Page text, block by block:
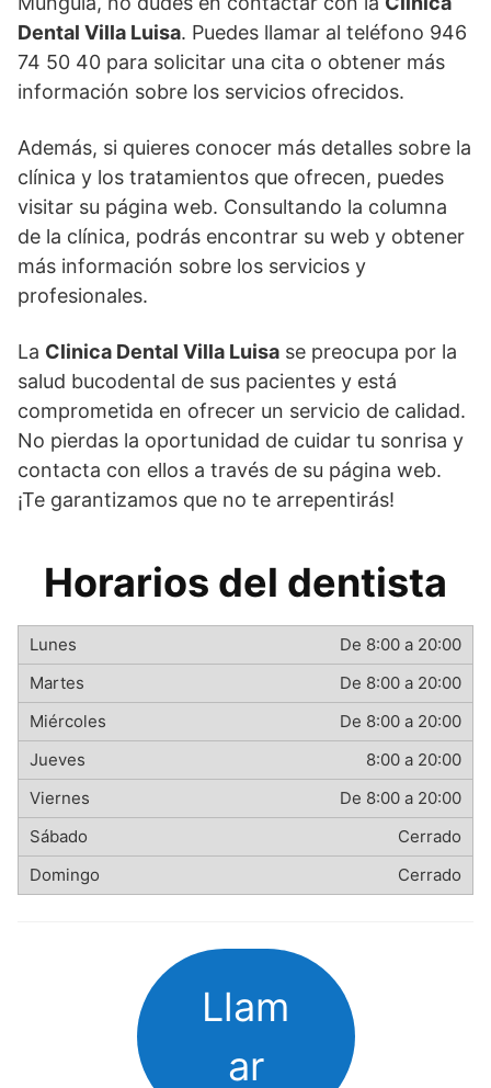
Dental Villa Luisa. Puedes llamar al teléfono 946
74 50 40 para solicitar una cita o obtener más
información sobre los servicios ofrecidos.
Además, si quieres conocer más detalles sobre la
clínica y los tratamientos que ofrecen, puedes
visitar su página web. Consultando la columna
de la clínica, podrás encontrar su web y obtener
más información sobre los servicios y
profesionales.
La Clinica Dental Villa Luisa se preocupa por la
salud bucodental de sus pacientes y está
comprometida en ofrecer un servicio de calidad.
No pierdas la oportunidad de cuidar tu sonrisa y
contacta con ellos a través de su página web.
¡Te garantizamos que no te arrepentirás!
Horarios del dentista
De 8:00 a 20:00
De 8:00 a 20:00
De 8:00 a 20:00
8:00 a 20:00
De 8:00 a 20:00
Cerrado
Cerrado
Llam
ar